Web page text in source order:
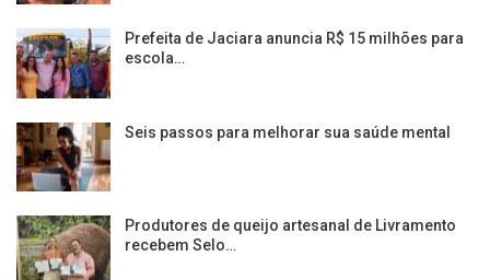
Prefeita de Jaciara anuncia R$ 15 milhões para
escola…
Seis passos para melhorar sua saúde mental
Produtores de queijo artesanal de Livramento
recebem Selo…